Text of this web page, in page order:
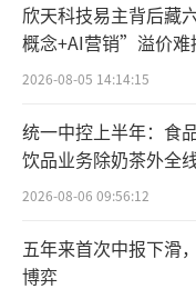
海泰新光：
海泰新光
比下降24.4%；
降51.9%。业绩
基数较高，去年
体发货很多；今
第三季度镜体发
欣天科技易主背后藏
概念+AI营销”溢价难
验
2026-08-05 14:14:15
统一中控上半年：食
饮品业务除奶茶外全
2026-08-06 09:56:12
五年来首次中报下滑
博弈